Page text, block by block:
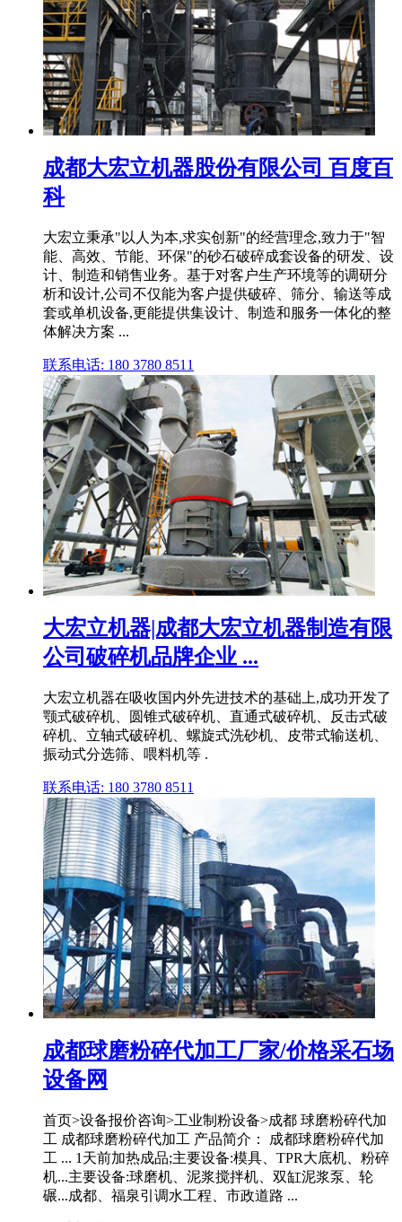
成都大宏立机器股份有限公司 百度百
科
大宏立秉承"以人为本,求实创新"的经营理念,致力于"智
能、高效、节能、环保"的砂石破碎成套设备的研发、设
计、制造和销售业务。基于对客户生产环境等的调研分
析和设计,公司不仅能为客户提供破碎、筛分、输送等成
套或单机设备,更能提供集设计、制造和服务一体化的整
体解决方案 ...
联系电话: 180 3780 8511
大宏立机器|成都大宏立机器制造有限
公司破碎机品牌企业 ...
大宏立机器在吸收国内外先进技术的基础上,成功开发了
颚式破碎机、圆锥式破碎机、直通式破碎机、反击式破
碎机、立轴式破碎机、螺旋式洗砂机、皮带式输送机、
振动式分选筛、喂料机等 .
联系电话: 180 3780 8511
成都球磨粉碎代加工厂家/价格采石场
设备网
首页>设备报价咨询>工业制粉设备>成都 球磨粉碎代加
工 成都球磨粉碎代加工 产品简介： 成都球磨粉碎代加
工 ... 1天前加热成品;主要设备:模具、TPR大底机、粉碎
机...主要设备:球磨机、泥浆搅拌机、双缸泥浆泵、轮
碾...成都、福泉引调水工程、市政道路 ...